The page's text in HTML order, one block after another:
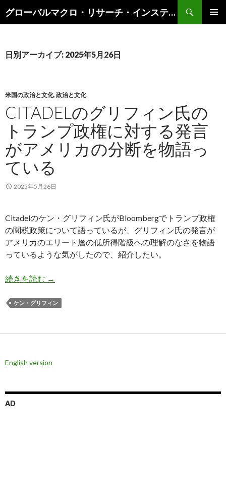
グローバルマクロ・リサーチ・インスティテュート
索
ン
キ
ッ
プ
日別アーカイブ: 2025年5月26日
米国の政治と文化, 政治と文化
CITADELのグリフィン氏の
トランプ政権に対する発言
がアメリカの分断を物語っ
ている
2025年5月26日
Citadelのケン・グリフィン氏がBloombergでトランプ政権
の関税政策について語っているが、グリフィン氏の発言が
アメリカのエリート層の低所得階級への理解のなさを物語
っているような気がしたので、紹介したい。
続きを読む Citadelのグリフィン氏のトランプ政権に対する
→
ケン・グリフィン
English version
AD